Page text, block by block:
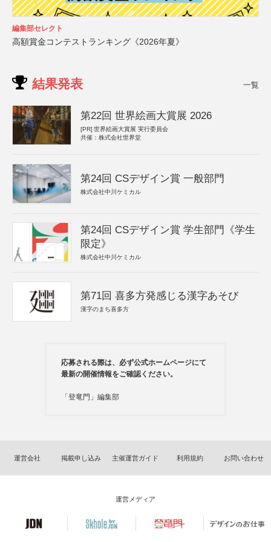
編集部セレクト
高額賞金コンテストランキング《2026年夏》
結果発表 一覧
第22回 世界絵画大賞展 2026
[PR] 世界絵画大賞展 実行委員会
共催：株式会社世界堂
第24回 CSデザイン賞 一般部門
株式会社中川ケミカル
第24回 CSデザイン賞 学生部門《学生
限定》
株式会社中川ケミカル
第71回 喜多方発感じる漢字あそび
漢字のまち喜多方
応募される際は、必ず公式ホームページにて
最新の開催情報をご確認ください。
「登竜門」編集部
運営会社 掲載申し込み 主催運営ガイド 利用規約 お問い合わせ
運営メディア